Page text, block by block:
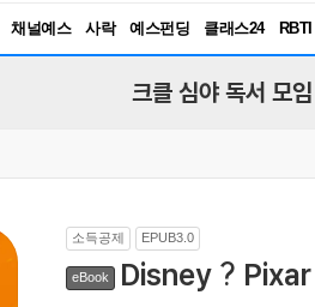
채널예스 사락 예스펀딩 클래스24
독서
크클 심야 독서 모임
소득공제 EPUB3.0
eBook Disney ?